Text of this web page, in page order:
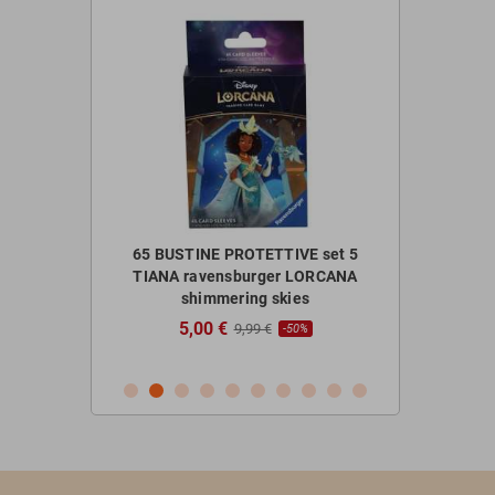
65 BUSTINE PROTETTIVE set 5
TIANA ravensburger LORCANA
shimmering skies
5,00 € 9,99 € -50%